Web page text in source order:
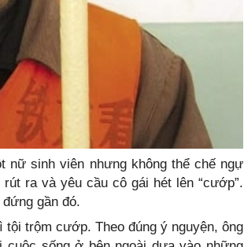
nữ sinh viên nhưng không thể chế ngự
ra và yêu cầu cô gái hét lên “cướp”.
gần đó.
trộm cướp. Theo đúng ý nguyện, ông